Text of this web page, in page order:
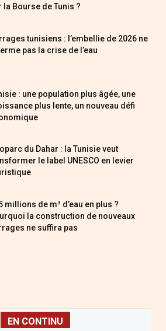
la Bourse de Tunis ?
tunisiens : l’embellie de 2026 ne
pas la crise de l’eau
: une population plus âgée, une
plus lente, un nouveau défi
du Dahar : la Tunisie veut
le label UNESCO en levier
millions de m³ d’eau en plus ?
la construction de nouveaux
ne suffira pas
EN CONTINU